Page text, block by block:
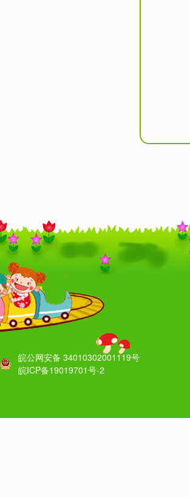
皖公网安备 34010302001119号
皖ICP备19019701号-2